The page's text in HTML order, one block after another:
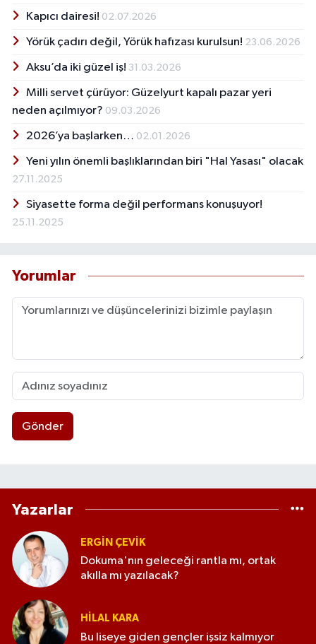
Kapıcı dairesi! 02.07.2026
Yörük çadırı değil, Yörük hafızası kurulsun! 23.06.2026
Aksu’da iki güzel iş! 31.03.2026
Milli servet çürüyor: Güzelyurt kapalı pazar yeri
neden açılmıyor? 09.03.2026
2026’ya başlarken… 02.01.2026
Yeni yılın önemli başlıklarından biri "Hal Yasası" olacak
27.11.2025
Siyasette forma değil performans konuşuyor!
25.11.2025
Yorumlar
Gönder
Yazarlar
ERGIN ÇEVİK
Dokuma'nın geleceği rantla mı, ortak
akılla mı yazılacak?
HILAL KARA
Bu liseye giden gençler işsiz kalmıyor